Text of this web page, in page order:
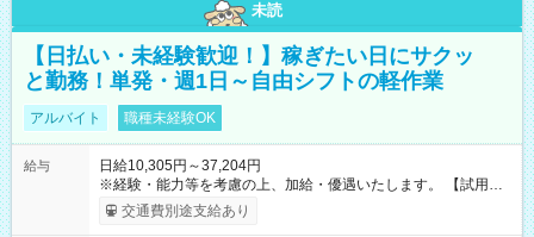
未読
【日払い・未経験歓迎！】稼ぎたい日にサクッ
と勤務！単発・週1日～自由シフトの軽作業
アルバイト 職種未経験OK
給与
日給10,305円～37,204円
※経験・能力等を考慮の上、加給・優遇いたします。 【試用期
間】試用期間なし
交通費別途支給あり